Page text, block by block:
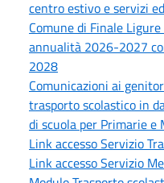
centro estivo e servizi
Comune di Finale
annualità 2026-2027
2028
Comunicazioni ai
trasporto scolastico in
di scuola per Primarie e
Link accesso Servizio
Link accesso Servizio